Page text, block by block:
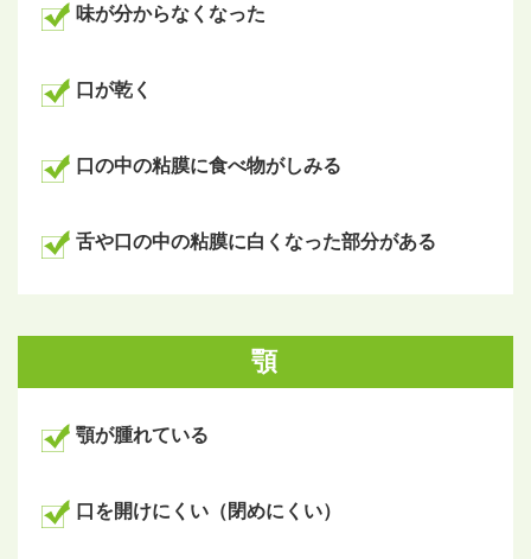
味が分からなくなった
口が乾く
口の中の粘膜に食べ物がしみる
舌や口の中の粘膜に白くなった部分がある
顎
顎が腫れている
口を開けにくい（閉めにくい）